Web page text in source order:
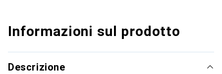
Informazioni sul prodotto
Descrizione